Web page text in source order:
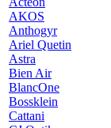
AKOS
Anthogyr
Ariel Quetin
Astra
Bien Air
BlancOne
Bossklein
Cattani